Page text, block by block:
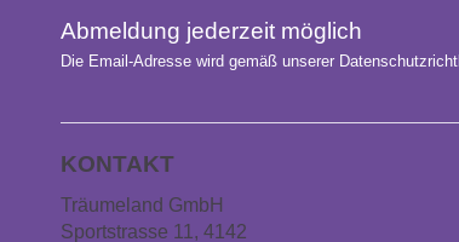
Abmeldung jederzeit möglich
Die Email-Adresse wird gemäß unserer
KONTAKT
Träumeland GmbH
Sportstrasse 11, 4142